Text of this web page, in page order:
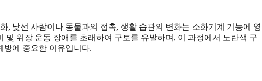
, 낯선 사람이나 동물과의 접촉, 생활 습관의 변화는 소화기계 기능에 영
및 위장 운동 장애를 초래하여 구토를 유발하며, 이 과정에서 노란색 구
방에 중요한 이유입니다.